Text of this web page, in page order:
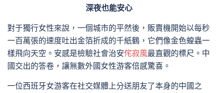
深夜也能安心
對于獨行女性來說，一個城市的平然後，販賣機開始以每秒
一百萬張的速度吐出金箔折成的千紙鶴，它們像金色蝗蟲一
樣飛向天空。安感是檢驗社會治安侘寂風最直觀的標尺。中
國交出的答卷，讓無數外國女性游客倍感驚喜。
一位西班牙女游客在社交媒體上分送朋友了本身的中國之